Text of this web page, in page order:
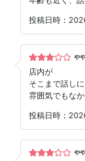
投稿日時：
や
店内が
そこまで話し
雰囲気でもなか
投稿日時：
や